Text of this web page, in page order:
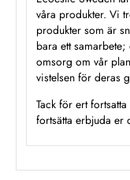
våra produkter. Vi
produkter som är
bara ett
omsorg om vår
vistelsen för deras
Tack för ert
fortsätta erbjuda er